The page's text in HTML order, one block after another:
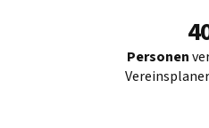
Personen